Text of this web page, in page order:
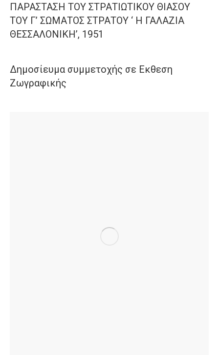
ΠΑΡΑΣΤΑΣΗ ΤΟΥ ΣΤΡΑΤΙΩΤΙΚΟΥ ΘΙΑΣΟΥ
ΤΟΥ Γ’ ΣΩΜΑΤΟΣ ΣΤΡΑΤΟΥ ‘ Η ΓΑΛΑΖΙΑ
ΘΕΣΣΑΛΟΝΙΚΗ’, 1951
Δημοσίευμα συμμετοχής σε Εκθεση
Ζωγραφικής